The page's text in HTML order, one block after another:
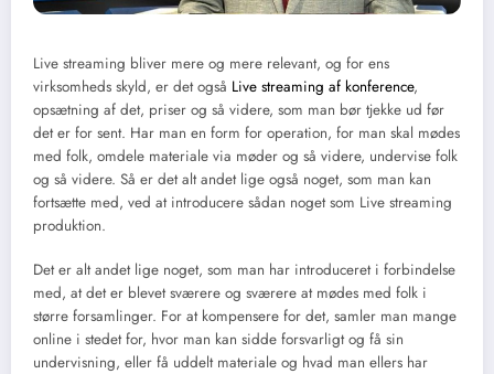
Live streaming bliver mere og mere relevant, og for ens
virksomheds skyld, er det også Live streaming af konference,
opsætning af det, priser og så videre, som man bør tjekke ud før
det er for sent. Har man en form for operation, for man skal mødes
med folk, omdele materiale via møder og så videre, undervise folk
og så videre. Så er det alt andet lige også noget, som man kan
fortsætte med, ved at introducere sådan noget som Live streaming
produktion.
Det er alt andet lige noget, som man har introduceret i forbindelse
med, at det er blevet sværere og sværere at mødes med folk i
større forsamlinger. For at kompensere for det, samler man mange
online i stedet for, hvor man kan sidde forsvarligt og få sin
undervisning, eller få uddelt materiale og hvad man ellers har